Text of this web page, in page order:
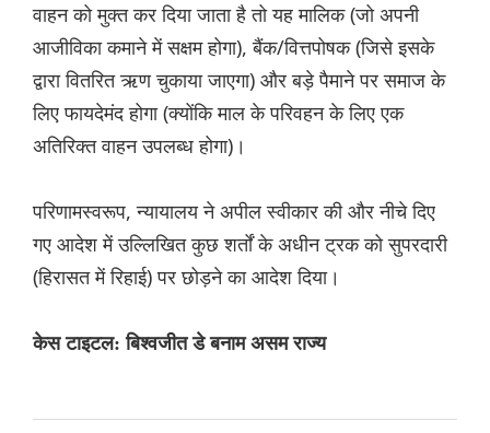
वाहन को मुक्त कर दिया जाता है तो यह मालिक (जो अपनी
आजीविका कमाने में सक्षम होगा), बैंक/वित्तपोषक (जिसे इसके
द्वारा वितरित ऋण चुकाया जाएगा) और बड़े पैमाने पर समाज के
लिए फायदेमंद होगा (क्योंकि माल के परिवहन के लिए एक
अतिरिक्त वाहन उपलब्ध होगा)।
परिणामस्वरूप, न्यायालय ने अपील स्वीकार की और नीचे दिए
गए आदेश में उल्लिखित कुछ शर्तों के अधीन ट्रक को सुपरदारी
(हिरासत में रिहाई) पर छोड़ने का आदेश दिया।
केस टाइटल: बिश्वजीत डे बनाम असम राज्य